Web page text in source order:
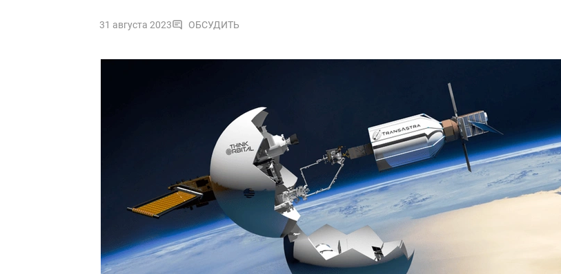
31 августа 2023 ОБСУДИТЬ